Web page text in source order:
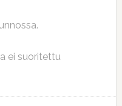
ei suoritettu